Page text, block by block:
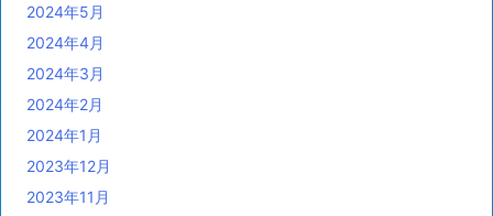
2024年5月
2024年4月
2024年3月
2024年2月
2024年1月
2023年12月
2023年11月